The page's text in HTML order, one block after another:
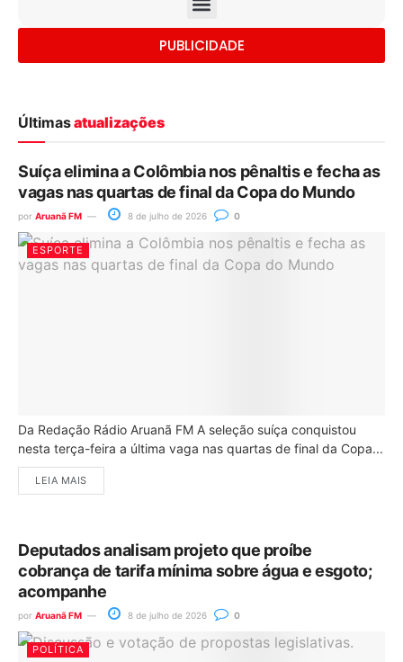
PUBLICIDADE
Últimasatualizações
Suíça elimina a Colômbia nos pênaltis e fecha as
vagas nas quartas de final da Copa do Mundo
por Aruanã FM 8 de julho de 2026 0
ESPORTE
Da Redação Rádio Aruanã FM A seleção suíça conquistou
nesta terça-feira a última vaga nas quartas de final da Copa...
LEIA MAIS
Deputados analisam projeto que proíbe
cobrança de tarifa mínima sobre água e esgoto;
acompanhe
por Aruanã FM 8 de julho de 2026 0
POLÍTICA